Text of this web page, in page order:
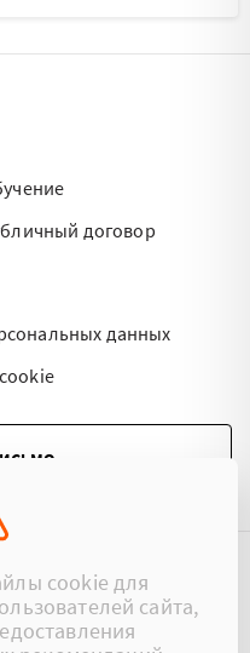
договор
данных
права защищены.
ООО «Картотека»
cookie для
сайта,